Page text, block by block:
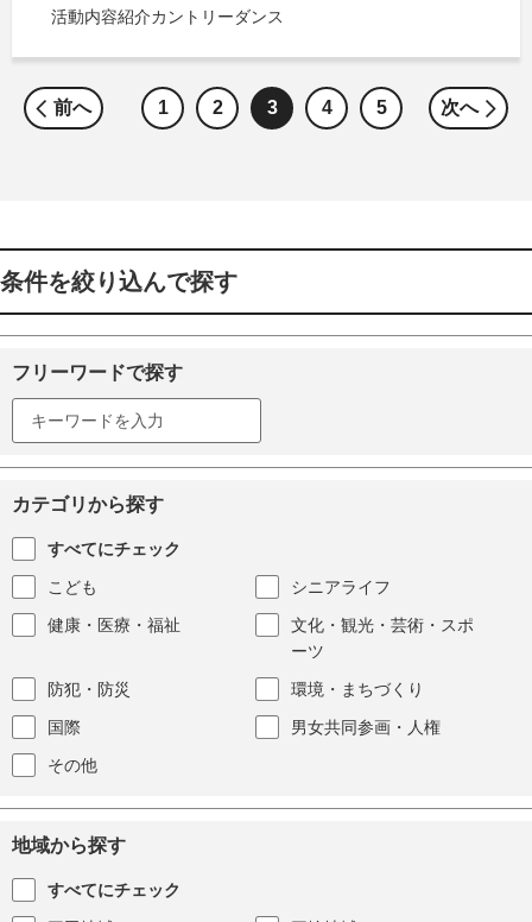
活動内容紹介カントリーダンス
前へ 1 2 3 4 5 次へ
条件を絞り込んで探す
フリーワードで探す
カテゴリから探す
すべてにチェック
こども
シニアライフ
健康・医療・福祉
文化・観光・芸術・スポ
ーツ
防犯・防災
環境・まちづくり
国際
男女共同参画・人権
その他
地域から探す
すべてにチェック